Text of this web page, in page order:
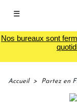
☰
Nos bureaux sont
Accueil > Partez en